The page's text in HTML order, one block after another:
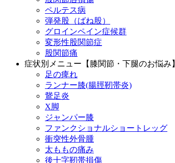
ペルテス病
弾発股（ばね股）
グロインペイン症候群
変形性股関節症
股関節痛
症状別メニュー【膝関節・下腿のお悩み】
足の痺れ
ランナー膝(腸脛靭帯炎)
鵞足炎
X脚
ジャンパー膝
ファンクショナルショートレッグ
衝突性外骨腫
太ももの痛み
後十字靭帯損傷